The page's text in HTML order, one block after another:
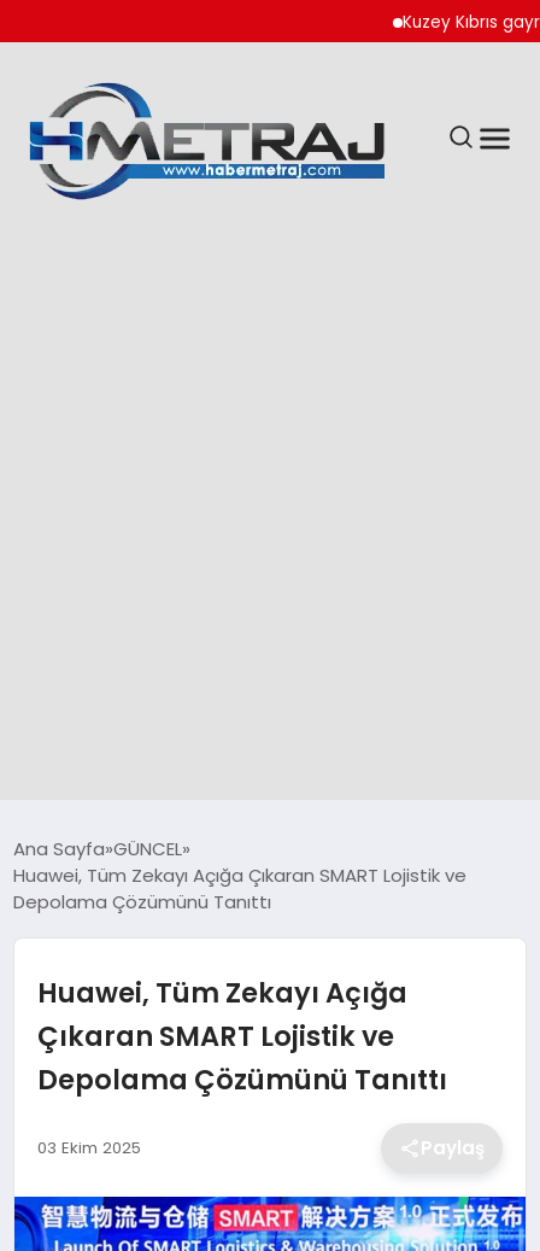
Kuzey Kıbrıs
SPOR
DÜNYA
SİYASET
MAGAZİN
Ana Sayfa GÜNCEL
Huawei, Tüm Zekayı Açığa Çıkaran SMART Lojistik ve
Depolama Çözümünü Tanıttı
Huawei, Tüm Zekayı Açığa
Çıkaran SMART Lojistik ve
Depolama Çözümünü Tanıttı
03 Ekim 2025 Paylaş